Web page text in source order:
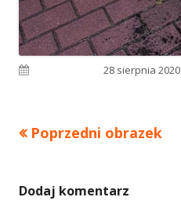
Opublikowano28 sierpnia 2020
Poprzedni obrazek
Dodaj komentarz